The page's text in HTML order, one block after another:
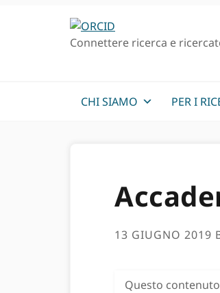
Connettere ricerca e
CHI SIAMO PER I
13 GIUGNO 2019
Questo